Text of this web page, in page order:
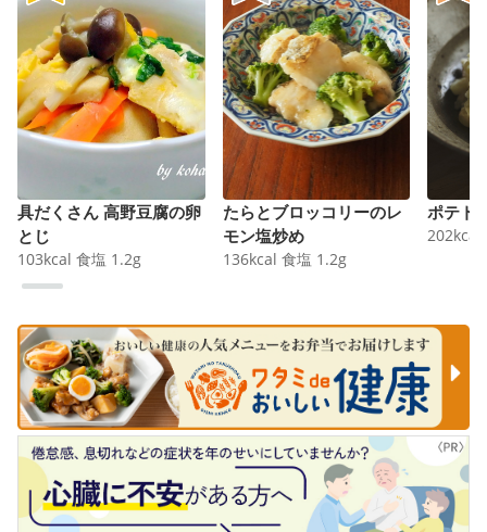
具だくさん 高野豆腐の卵
とじ
103kcal 食塩 1.2g
たらとブロッコリーのレ
モン塩炒め
136kcal 食塩 1.2g
ポテト
202kcal